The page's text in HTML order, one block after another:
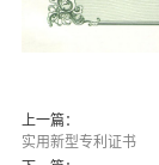
上一篇：
实用新型专利证书